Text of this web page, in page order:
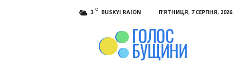
3 C BUSKYI RAION П’ЯТНИЦЯ, 7 СЕРПНЯ, 2026